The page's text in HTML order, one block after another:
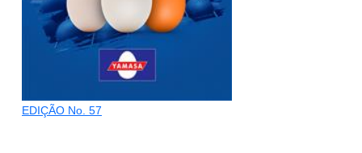
EDIÇÃO No. 57